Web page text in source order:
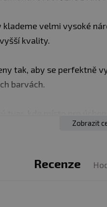
klademe velmi vysoké
kvality.
tak, aby se perfektně
barvách.
Zobrazit
Recenze